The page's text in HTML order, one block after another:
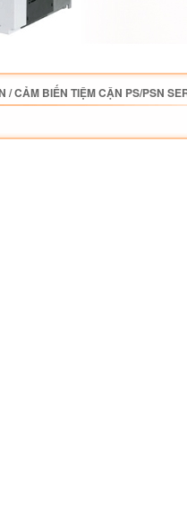
/CẢM BIẾN TIỆM CẬN PS/PSN